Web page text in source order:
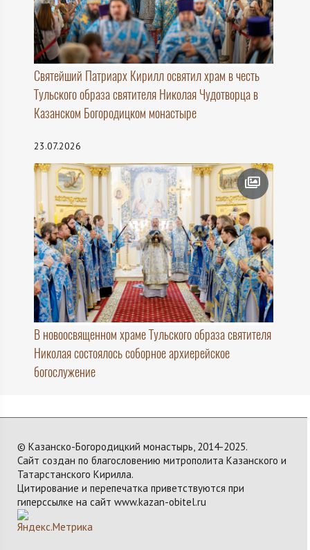
Святейший Патриарх Кирилл освятил храм в честь
Тульского образа святителя Николая Чудотворца в
Казанском Богородицком монастыре
23.07.2026
В новоосвященном храме Тульского образа святителя
Николая состоялось соборное архиерейское
богослужение
© Казанско-Богородицкий монастырь, 2014-2025.
Сайт создан по благословению митрополита Казанского и
Татарстанского Кирилла.
Цитирование и перепечатка приветствуются при
гиперссылке на сайт www.kazan-obitel.ru